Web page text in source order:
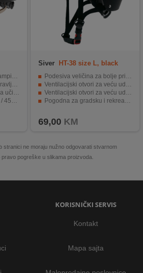
Siver HT-38 size L, black
Podesiva veličina za bolje pristajanje
Ventilacijski otvori za veću udobnost tokom vožnje
Ventilacijski otvori za veću udobnost tokom vožnje
Pogodna za gradsku i rekreativnu vožnju
69,00 KM
stranici ne moraju nužno odgovarati stvarnom
pogreške u slikama proizvoda.
KORISNIČKI SERVIS
Kontakt
Mapa sajta